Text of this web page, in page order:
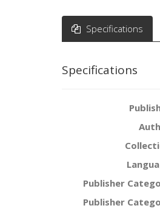
Specifications
Specifications
Publisher
Publisher